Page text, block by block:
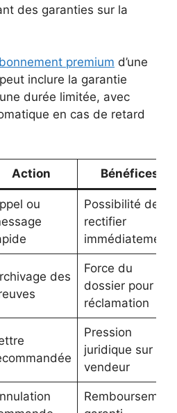
des garanties sur la
premium d’une
inclure la garantie
durée limitée, avec
en cas de retard
Action Bénéfices
ou
Possibilité de
rectifier
immédiatement
des
Force du
dossier pour
réclamation
Pression
juridique sur le
vendeur
Remboursement